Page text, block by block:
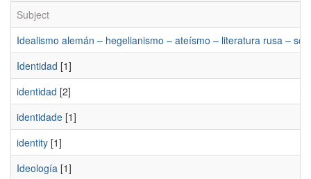
Subject
Idealismo alemán – hegelianismo – ateí­smo – literatura rusa –
Identidad [1]
identidad [2]
identidade [1]
identity [1]
Ideologí­a [1]